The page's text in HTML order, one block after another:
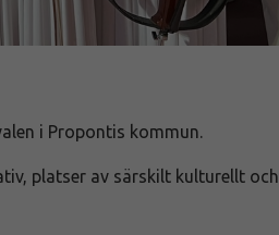
i Propontis kommun.
platser av särskilt kulturellt och